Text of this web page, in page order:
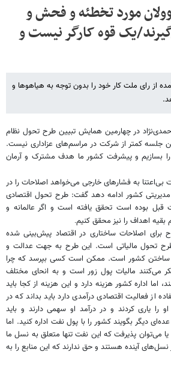
مورد تخطئه و فحش و
یک قوه کارگر نیست و
از رای ملت کار خود را بدون توجه به هیاهوها و
در چهارمین همایش تبیین طرح تحول نظام
جلسه کمتر از شرکت در مراسم‌های عزاداری نیست.
بسازیم و پیشرفت کشور ما هدف مشترک و آرمان
بی‌اعتنا به فشارهای خارجی می‌خواهد اصلاحات را در
مدیریتی کشور ادامه دهد گفت: طرح تحول اقتصادی
قبل بوده است تحقق یافته است و اگر عالمانه و
اهداف را نیز محقق کنیم
اصلاحات ساختاری در اقتصاد پیش‌بینی شده
تحول مالیاتی است. این طرح به جهت عدالت و
ساختن کشور است. ممکن است کسی بپرسد که چرا
می‌کنند مالیات پول زور است و به انحای مختلف
اما اداره کشور هزینه دارد و این هزینه از کجا باید
از فعالیت اقتصادی درآمدی دارد باید بداند که در
را یاری کردند و در درآمد او سهمی دارند و باید
دیگر بگویند کشور را با پول نفت اداره کنید. اما
می‌توان پذیرفت که این نفت تنها متعلق به نسل ما
آینده هستند و حق ندارند که این منابع را به